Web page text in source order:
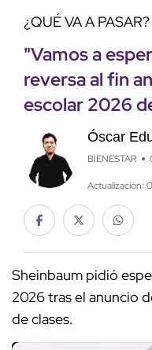
¿QUÉ VA A PASAR?
"Vamos a
reversa al fin
escolar 2026
Óscar
BIENESTAR
Actualización:
Sheinbaum pidió
2026 tras el anuncio
de clases.